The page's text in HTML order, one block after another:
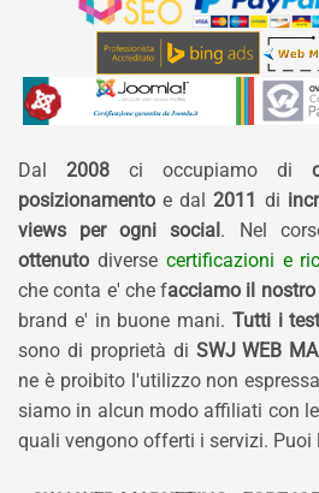
Dal 2008 ci occupiamo di
posizionamento e dal 2011 di
views per ogni social. Nel
ottenuto diverse certificazioni e
che conta e' che facciamo il
brand e' in buone mani. Tutti i
sono di proprietà di SWJ WEB
ne è proibito l'utilizzo non
siamo in alcun modo affiliati con le
quali vengono offerti i servizi. Puoi